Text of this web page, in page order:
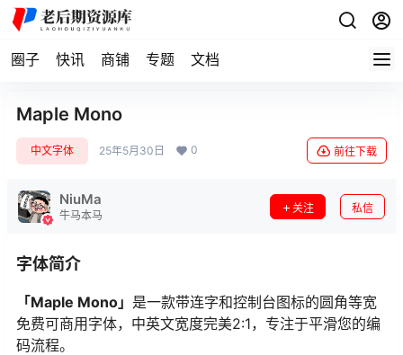
圈子 快讯 商铺 专题 文档
Maple Mono
中文字体 25年5月30日 0 前往下载
NiuMa
牛马本马
关注 私信
字体简介
「Maple Mono」 是一款带连字和控制台图标的圆角等宽
免费可商用字体，中英文宽度完美2:1，专注于平滑您的编
码流程。